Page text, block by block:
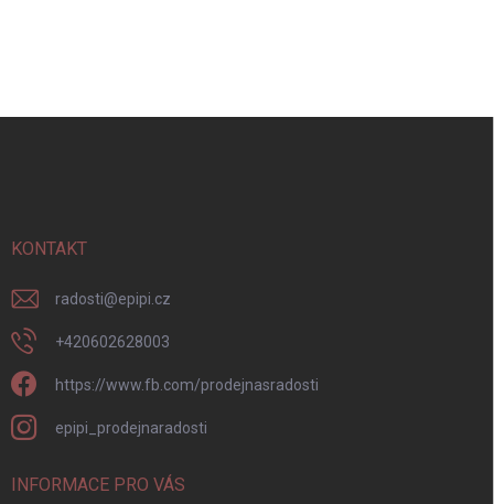
KONTAKT
radosti@epipi.cz
+420602628003
https://www.fb.com/prodejnasradosti
epipi_prodejnaradosti
INFORMACE PRO VÁS